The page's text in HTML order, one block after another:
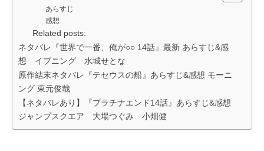
あらすじ
感想
Related posts:
ネタバレ『世界で一番、俺が○○ 14話』最新 あらすじ&感
想 イブニング 水城せとな
原作結末ネタバレ『テセウスの船』あらすじ&感想 モーニ
ング 東元俊哉
【ネタバレあり】『プラチナエンド14話』あらすじ&感想
ジャンプスクエア 大場つぐみ 小畑健